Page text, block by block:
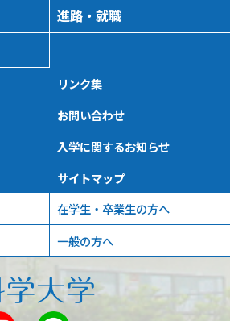
進路・就職
リンク集
お問い合わせ
入学に関するお知らせ
サイトマップ
在学生・卒業生の方へ
一般の方へ